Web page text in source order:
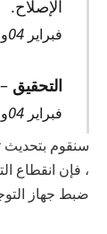
الإصلاح.
فبراير 04و
التحقيق
فبراير 04و
، فإن انقطاع
ضبط جهاز